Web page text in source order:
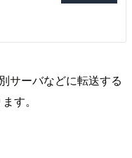
サーバなどに転送する
す。